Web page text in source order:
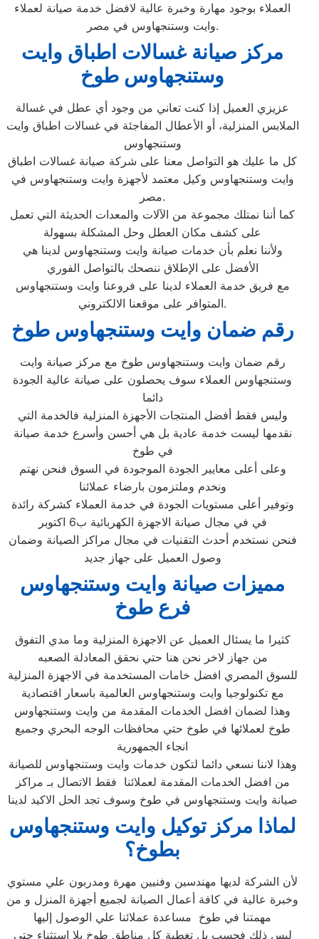
العملاء بوجود مهارة وخبرة عالية لافضل خدمة صيانة لعملاء
وايت وستنجهاوس في مصر.
مركز صيانة غسالات اطباق وايت
وستنجهاوس طوخ
عزيزي العميل إذا كنت تعاني من وجود أي عطل في غسالة
الملابس المنزلية، أو الأعطال المفاجئة في غسالات اطباق وايت
وستنجهاوس
كل ما عليك هو التواصل معنا على شركة صيانة غسالات اطباق
وايت وستنجهاوس وكيل معتمد لأجهزة وايت وستنجهاوس في
مصر.
كما أننا نمتلك مجموعة من الآلات والمعدات الحديثة التي تعمل
على كشف مكان العطل وحل المشكلة بسهولة
ولأننا نعلم بأن خدمات صيانة وايت وستنجهاوس لدينا هي
الأفضل على الإطلاق ننصحك بالتواصل الفوري
مع فريق خدمة العملاء لدينا على فروعنا وايت وستنجهاوس
المتوافر على موقعنا الالكتروني.
رقم ضمان وايت وستنجهاوس طوخ
رقم ضمان وايت وستنجهاوس طوخ مع مركز صيانة وايت
وستنجهاوس العملاء سوف يحصلون على صيانة عالية الجودة
دائما
وليس فقط أفضل المنتجات الأجهزة المنزلية فالخدمة التي
نقدمها ليست خدمة عادية بل هي أحسن وأسرع خدمة صيانة
في طوخ
وعلى أعلى معايير الجودة الموجودة في السوق فنحن نهتم
ونخدم وملتزمون بارضاء عملائنا
وتوفير أعلى مستويات الجودة في خدمة العملاء كشركة رائدة
في في مجال صيانة الاجهزة الكهربائية ب6 اكتوبر
فنحن نستخدم أحدث التقنيات في مجال مراكز الصيانة وضمان
وصول العميل على جهاز جديد
مميزات صيانة وايت وستنجهاوس
فرع طوخ
كثيرا ما يسئال العميل عن الاجهزة المنزلية وما مدي التفوق
من جهاز لاخر نحن هنا حتي نحقق المعادلة الصعبه
للسوق المصري افضل خامات المستخدمة في الاجهزة المنزلية
مع تكنولوجيا وايت وستنجهاوس العالمية باسعار اقتصادية
وهذا لضمان افضل الخدمات المقدمة من وايت وستنجهاوس
طوخ لعملائها في طوخ حتي محافظات الوجه البحري وجميع
انجاء الجمهورية
وهذا لاننا نسعي دائما لتكون خدمات وايت وستنجهاوس للصيانة
من افضل الخدمات المقدمة لعملائنا فقط الاتصال بـ مراكز
صيانة وايت وستنجهاوس في طوخ وسوف تجد الحل الاكيد لدينا
لماذا مركز توكيل وايت وستنجهاوس
بطوخ؟
لأن الشركة لديها مهندسين وفنيين مهرة ومدربون علي مستوي
وخبرة عالية في كافة أعمال الصيانة لجميع أجهزة المنزل و من
مهمتنا في طوخ مساعدة عملائنا علي الوصول إليها
ليس ذلك فحسب بل تغطية كل مناطق طوخ بلا استثناء حتي